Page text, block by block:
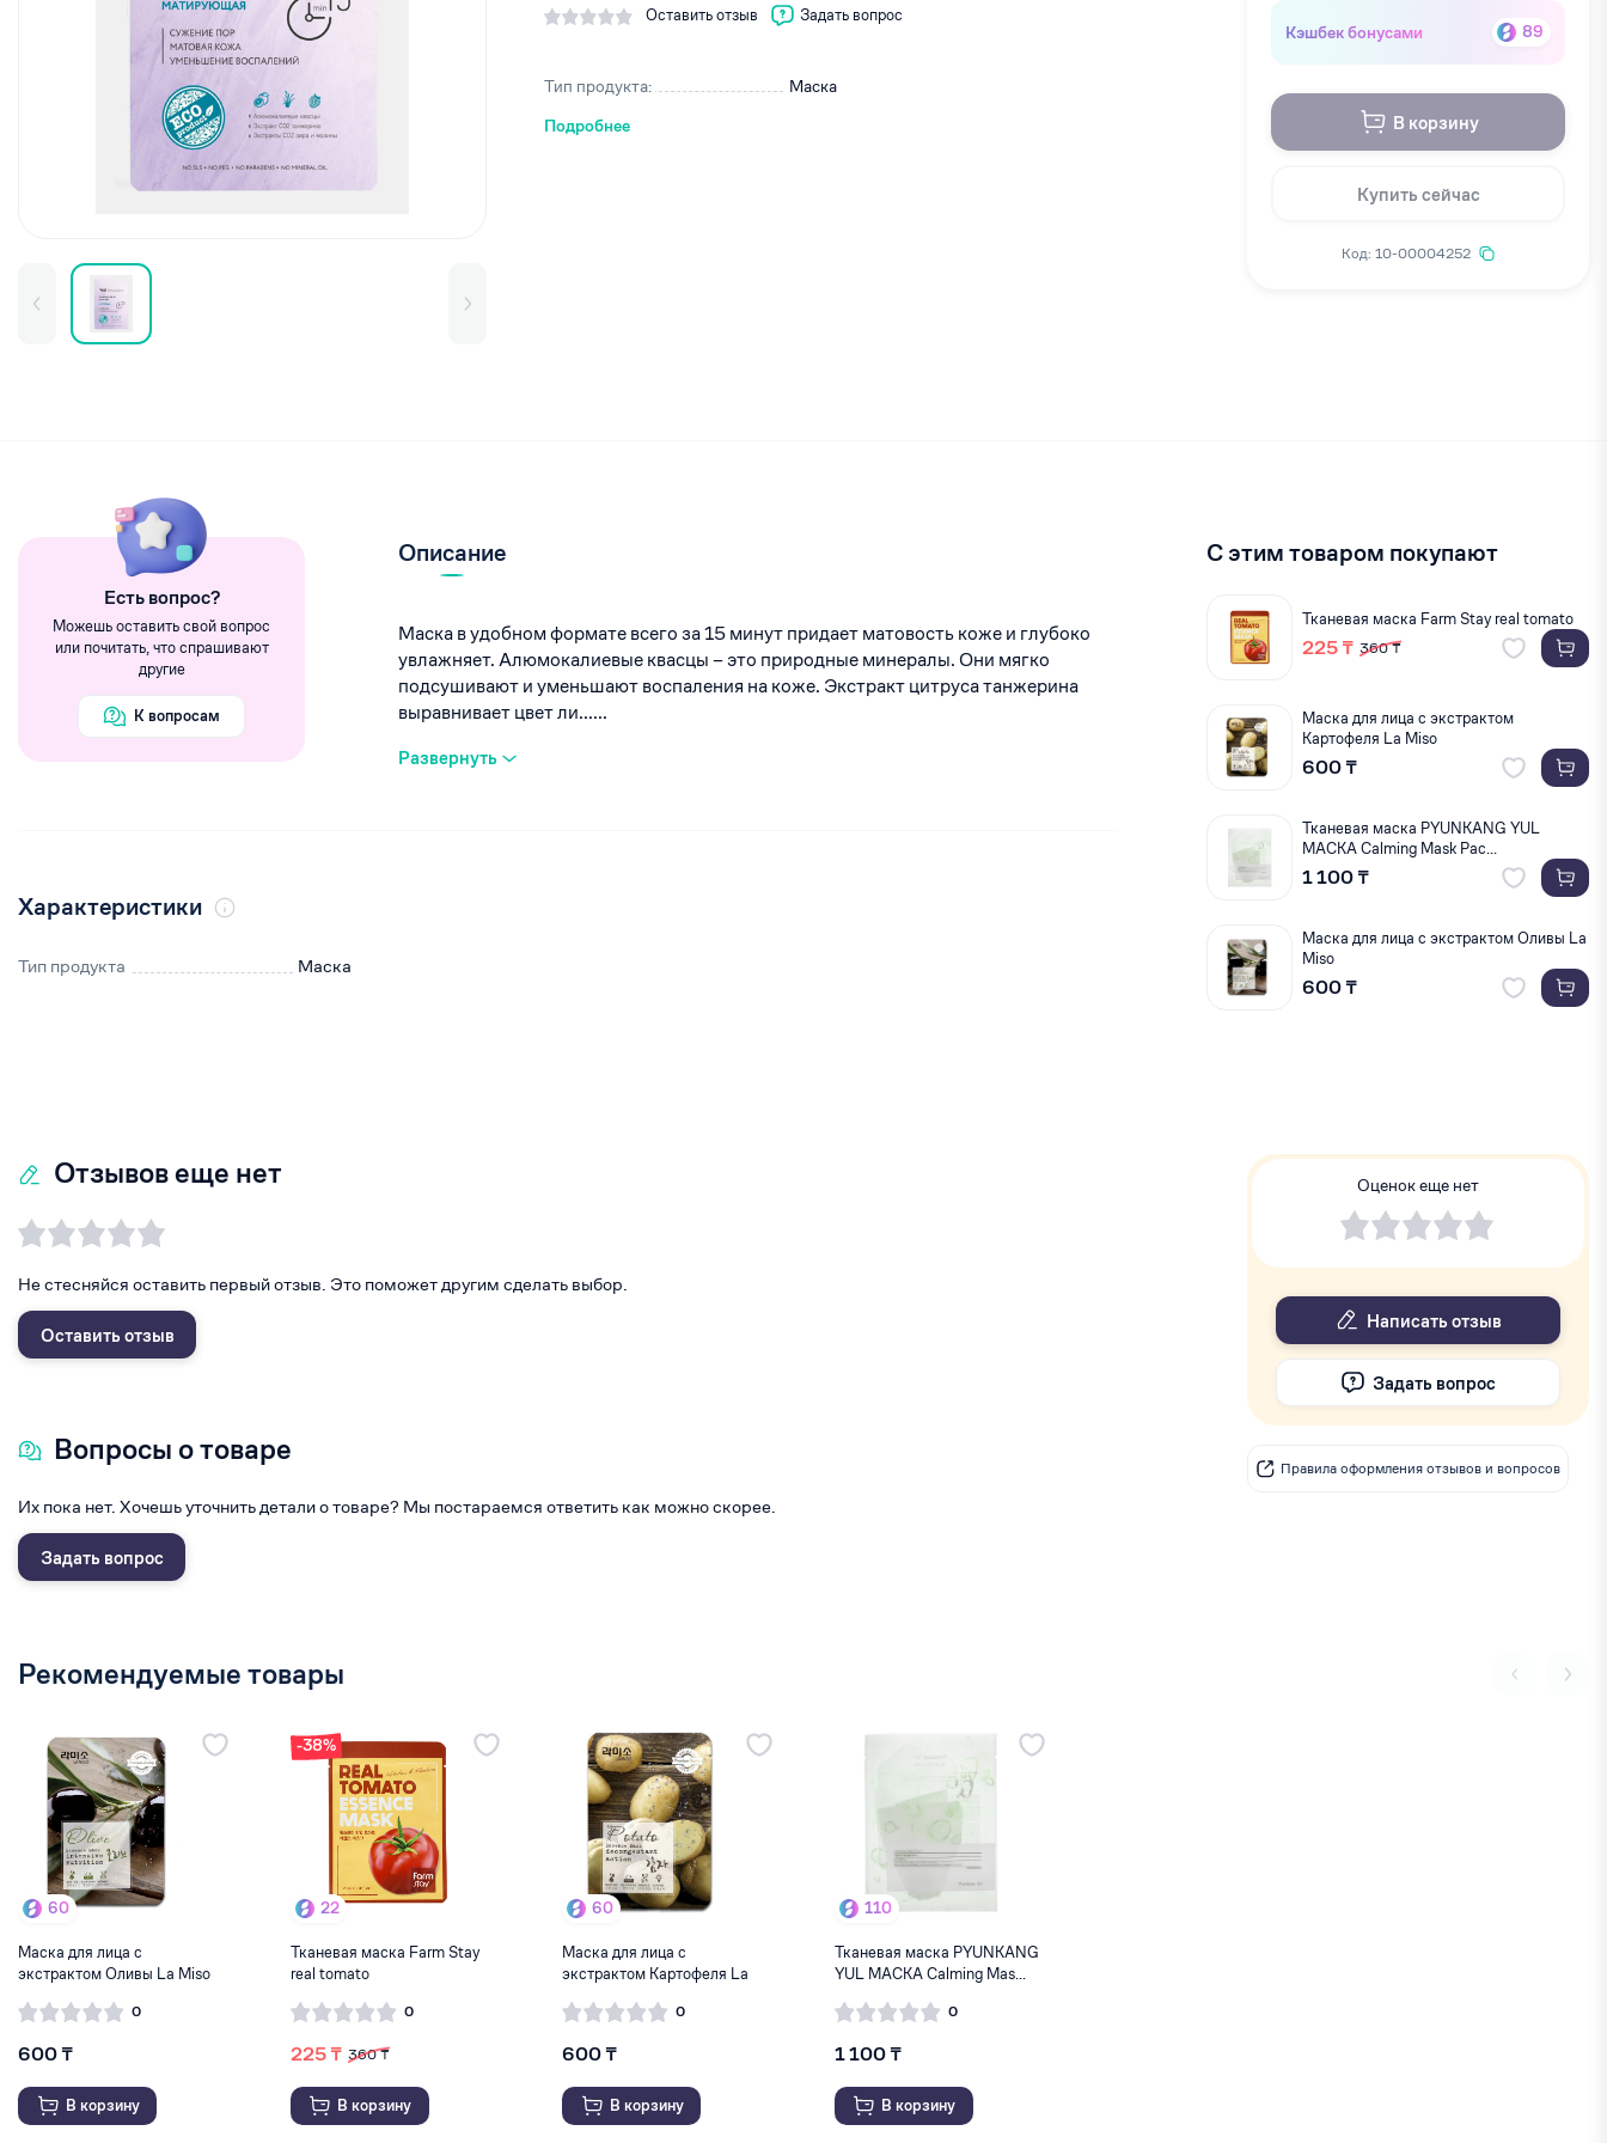
Оставить отзыв Задать вопрос
Тип продукта:
Маска
Подробнее
Кэшбек бонусами 89
В корзину
Купить сейчас
Код: 10-00004252
Eсть вопрос?
Можешь оставить свой вопрос
или почитать, что спрашивают
другие
К вопросам
Описание
Маска в удобном формате всего за 15 минут придает матовость коже и глубоко
увлажняет. Алюмокалиевые квасцы – это природные минералы. Они мягко
подсушивают и уменьшают воспаления на коже. Экстракт цитруса танжерина
выравнивает цвет ли......
Развернуть
Характеристики
Тип продукта Маска
С этим товаром покупают
Тканевая маска Farm Stay real tomato
225 ₸ 360 ₸
Маска для лица с экстрактом
Картофеля La Miso
600 ₸
Тканевая маска PYUNKANG YUL
МАСКА Calming Mask Pac...
1 100 ₸
Маска для лица с экстрактом Оливы La
Miso
600 ₸
Отзывов еще нет
Не стесняйся оставить первый отзыв. Это поможет другим сделать выбор.
Оставить отзыв
Вопросы о товаре
Их пока нет. Хочешь уточнить детали о товаре? Мы постараемся ответить как можно скорее.
Задать вопрос
Оценок еще нет
Написать отзыв
Задать вопрос
Правила оформления отзывов и вопросов
Рекомендуемые товары
60
Маска для лица с
экстрактом Оливы La Miso
0
600 ₸
В корзину
-38%
22
Тканевая маска Farm Stay
real tomato
0
225 ₸ 360 ₸
В корзину
60
Маска для лица с
экстрактом Картофеля La
0
600 ₸
В корзину
110
Тканевая маска PYUNKANG
YUL МАСКА Calming Mas...
0
1 100 ₸
В корзину
Товары для дома
Колготки и чулки
Для бровей
Тушь для бровей
Карандаши и лайнеры для бровей
Набор для бровей